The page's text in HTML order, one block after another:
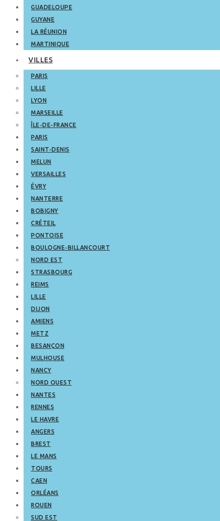
GUADELOUPE
GUYANE
LA RÉUNION
MARTINIQUE
VILLES
PARIS
LILLE
LYON
MARSEILLE
ÎLE-DE-FRANCE
PARIS
SAINT-DENIS
MELUN
VERSAILLES
ÉVRY
NANTERRE
BOBIGNY
CRÉTEIL
PONTOISE
BOULOGNE-BILLANCOURT
NORD EST
STRASBOURG
REIMS
LILLE
DIJON
AMIENS
METZ
BESANÇON
MULHOUSE
NANCY
NORD OUEST
NANTES
RENNES
LE HAVRE
ANGERS
BREST
LE MANS
TOURS
CAEN
ORLÉANS
ROUEN
SUD EST